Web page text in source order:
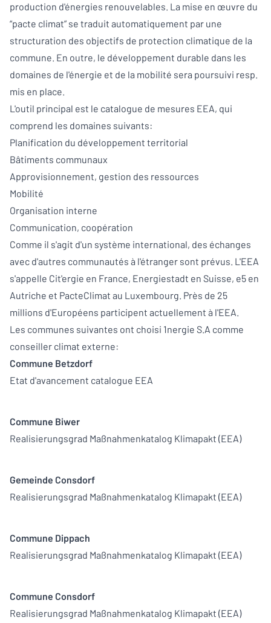
production d'énergies renouvelables. La mise en œuvre du
“pacte climat” se traduit automatiquement par une
structuration des objectifs de protection climatique de la
commune. En outre, le développement durable dans les
domaines de l'énergie et de la mobilité sera poursuivi resp.
mis en place.
L'outil principal est le catalogue de mesures EEA, qui
comprend les domaines suivants:
Planification du développement territorial
Bâtiments communaux
Approvisionnement, gestion des ressources
Mobilité
Organisation interne
Communication, coopération
Comme il s'agit d'un système international, des échanges
avec d'autres communautés à l'étranger sont prévus. L'EEA
s'appelle Cit'ergie en France, Energiestadt en Suisse, e5 en
Autriche et PacteClimat au Luxembourg. Près de 25
millions d'Européens participent actuellement à l'EEA.
Les communes suivantes ont choisi 1nergie S.A comme
conseiller climat externe:
Commune Betzdorf
Etat d'avancement catalogue EEA
Commune Biwer
Realisierungsgrad Maßnahmenkatalog Klimapakt (EEA)
Gemeinde Consdorf
Realisierungsgrad Maßnahmenkatalog Klimapakt (EEA)
Commune Dippach
Realisierungsgrad Maßnahmenkatalog Klimapakt (EEA)
Commune Consdorf
Realisierungsgrad Maßnahmenkatalog Klimapakt (EEA)